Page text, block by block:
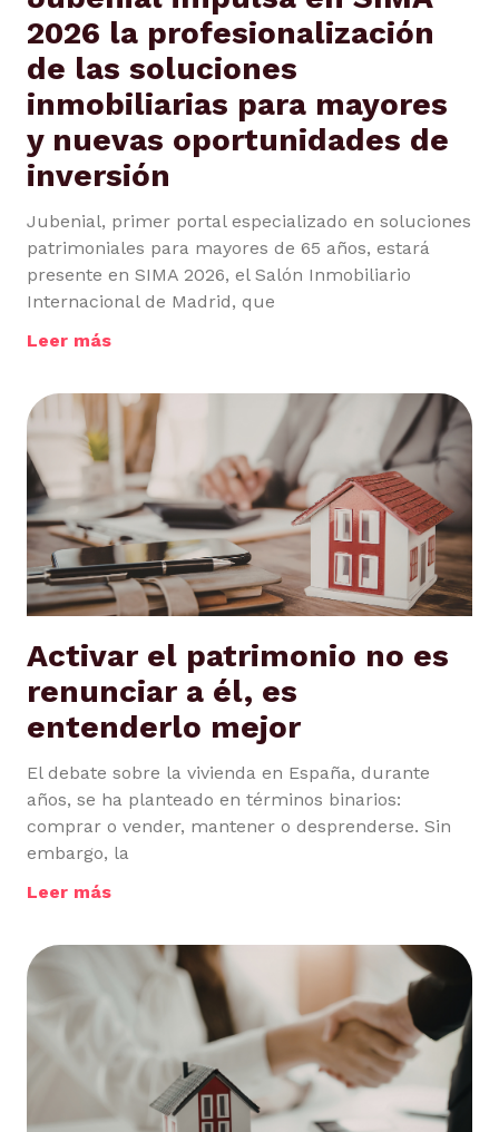
2026 la profesionalización
de las soluciones
inmobiliarias para mayores
y nuevas oportunidades de
inversión
Jubenial, primer portal especializado en soluciones
patrimoniales para mayores de 65 años, estará
presente en SIMA 2026, el Salón Inmobiliario
Internacional de Madrid, que
Leer más
Activar el patrimonio no es
renunciar a él, es
entenderlo mejor
El debate sobre la vivienda en España, durante
años, se ha planteado en términos binarios:
comprar o vender, mantener o desprenderse. Sin
embargo, la
Leer más